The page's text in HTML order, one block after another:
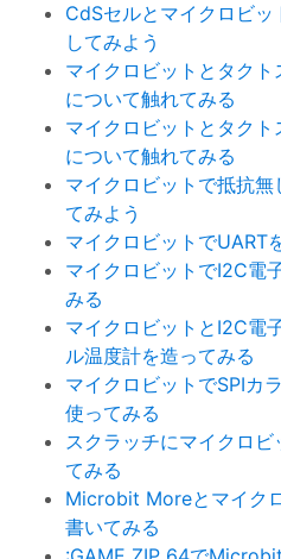
CdSセルとマイクロビ
してみよう
マイクロビットとタク
について触れてみる
マイクロビットとタク
について触れてみる
マイクロビットで抵抗
てみよう
マイクロビットでUART
マイクロビットでI2C電
みる
マイクロビットとI2C電
ル温度計を造ってみる
マイクロビットでSPIカ
使ってみる
スクラッチにマイクロ
てみる
Microbit Moreとマイク
書いてみる